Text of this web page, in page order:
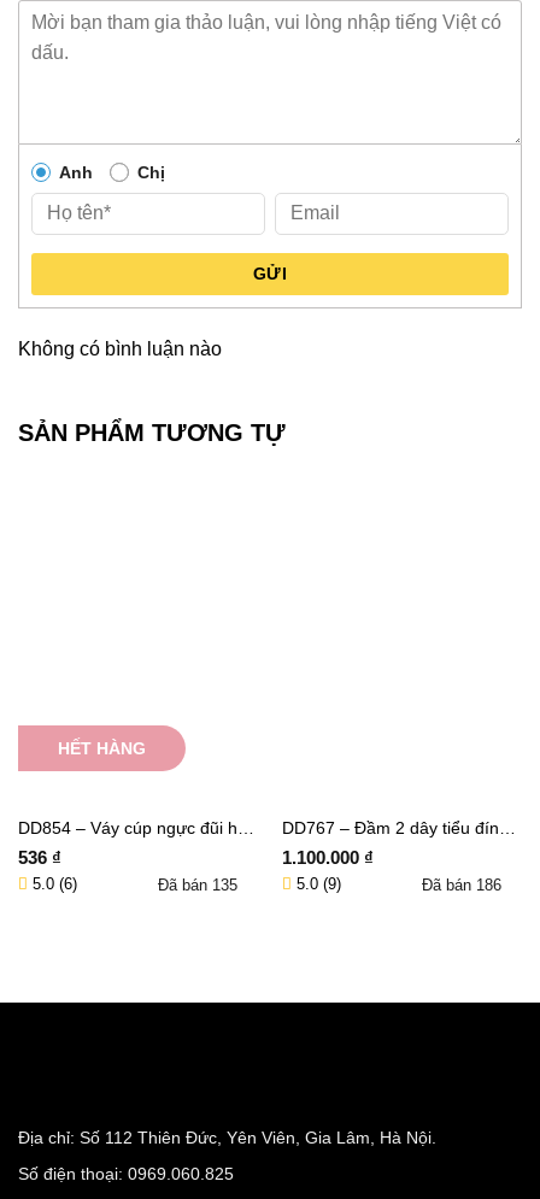
Anh Chị
GỬI
Không có bình luận nào
SẢN PHẨM TƯƠNG TỰ
HẾT HÀNG
DD854 – Váy cúp ngực đũi hoạ
tiết kẻ caro nhún eo dáng dài
536 ₫
5.0 (6) Đã bán 135
DD767 – Đầm 2 dây tiểu đính
ren hoa dáng xoè dài –
1.100.000 ₫
5.0 (9) Đã bán 186
Địa chỉ: Số 112 Thiên Đức, Yên Viên, Gia Lâm, Hà Nội.
Số điện thoại: 0969.060.825